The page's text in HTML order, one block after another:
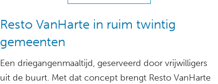
Resto VanHarte in ruim twintig
gemeenten
Een driegangenmaaltijd, geserveerd door vrijwilligers
uit de buurt. Met dat concept brengt Resto VanHarte